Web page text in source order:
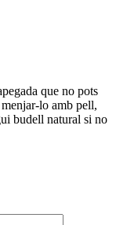
que no pots
lo amb pell,
budell natural si no